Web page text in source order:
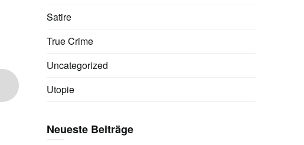
Satire
True Crime
Uncategorized
Utopie
Neueste Beiträge